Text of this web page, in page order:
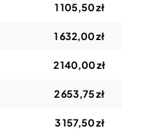
1 105,50 zł
1 632,00 zł
2 140,00 zł
2 653,75 zł
3 157,50 zł